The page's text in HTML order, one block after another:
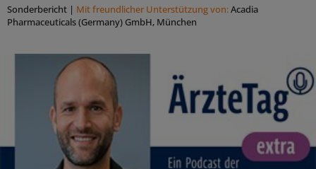
Sonderbericht | Mit freundlicher Unterstützung von:Acadia
Pharmaceuticals (Germany) GmbH, München